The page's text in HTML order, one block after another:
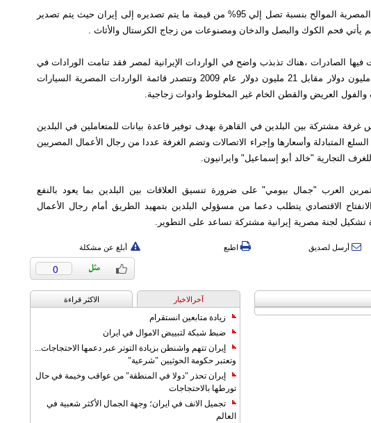
و تتصدر قائمة الصادرات المصرية الموالح بنسبة تصل إلي 95% من قيمة ما يتم تصديره إلى إيران حيث يتم تصدير
الصادرات ،هناك تذبذب واضح في الواردات الإيرانية لمصر فقد تنامت الورادات في
عام 2008 لتصل إلي 33 مليون دولار مقابل 21 مليون دولار عام 2009 وتتصدر قائمة الواردات المصرية السيارات
العريض والقطن الخام غير المخلوط وادوات زجاجية.
غرفة مشتركة بين البلدين في القاهرة بهدف توفير قاعدة بيانات للمتعاملين في البلدين
المتبادلة وأسعارها وإجراء الاتصالات وتضم الغرفة عددا من رجال الأعمال المصريين
التجارية "خالد أبو إسماعيل" وايرانيون.
العرب "جمال بيومي" على ضرورة تنسيق العلاقات بين البلدين بما يعود بالنفع
الاقتصادي يتطلب دعما من مسؤولي البلدين بتمهيد الطريق أمام رجال الأعمال
تشكيل لجنة مصرية إيرانية مشتركة تساعد على التطوير.
أرسل لصديق اطبع أبلغ عن مشكلة
0
آخرالاخبار الاکثر قراءة
زيادة متابعين انستقرام
ضبط شبكة لتبييض الاموال في ايران
إيران تتهم واشنطن بزيادة التوتر عبر دعمها الاحتجاجات...
وتعتبر حكومة الحوثيين "شرعية"
إيران تحذر "دولا في المنطقة" من عواقب وخيمة في حال
تورطها بالاحتجاجات
تجميل الانف في ايران؛ وجهة الجمال الأكثر شعبية في
العالم